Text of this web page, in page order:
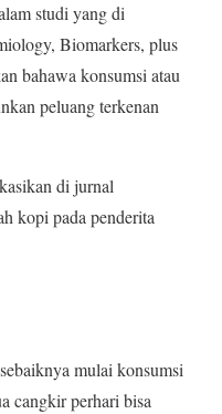
studi yang di
Biomarkers, plus
bahawa konsumsi atau
peluang terkenan
di jurnal
kopi pada penderita
mulai konsumsi
cangkir perhari bisa